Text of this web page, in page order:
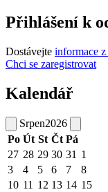
Přihlášení k
Dostávejte informace z
Chci se zaregistrovat
Kalendář
Srpen2026
Po Út St Čt Pá
27 28 29 30 31 1
3
4 5 6 7 8
10 11 12 13 14 15